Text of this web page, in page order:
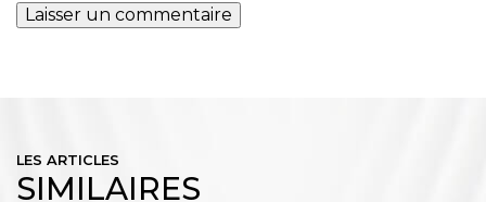
LES ARTICLES
SIMILAIRES